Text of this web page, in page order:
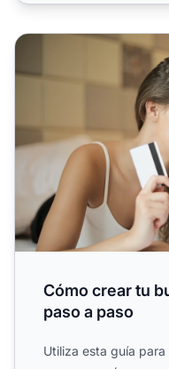
Cómo crear tu buyer
Cómo crear tu
paso a paso
Utiliza esta guía